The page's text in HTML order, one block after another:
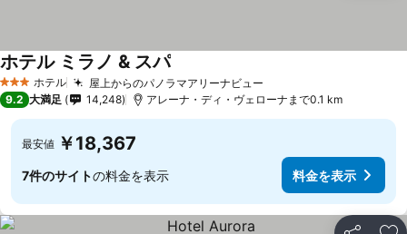
3 ホテルのランク
ホテル 屋上からのパノラマアリーナビュー
ホテル ミラノ & スパ
9.2 大満足 14,248 アレーナ・ディ・ヴェローナまで0.1 km
最安値 ￥18,367
7件のサイトの料金を表示 料金を表示